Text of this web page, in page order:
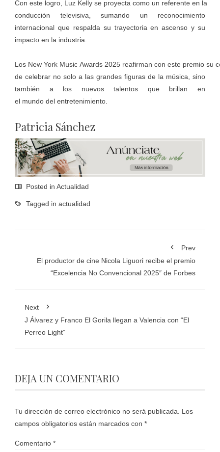
Con este logro, Luz Kelly se proyecta como un referente en la
conducción televisiva, sumando un reconocimiento
internacional que respalda su trayectoria en ascenso y su
impacto en la industria.
Los New York Music Awards 2025 reafirman con este premio su
de celebrar no solo a las grandes figuras de la música, sino
también a los nuevos talentos que brillan en
el mundo del entretenimiento.
Patricia Sánchez
Posted in Actualidad
Tagged in actualidad
Prev
El productor de cine Nicola Liguori recibe el premio
“Excelencia No Convencional 2025″ de Forbes
Next
J Álvarez y Franco El Gorila llegan a Valencia con “El
Perreo Light”
DEJA UN COMENTARIO
Tu dirección de correo electrónico no será publicada.
Los
campos obligatorios están marcados con *
Comentario *